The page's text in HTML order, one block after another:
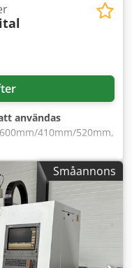
användas
410mm/520mm,
spindelvarvtal:
verktygshållare: SK40,
X/Y/Z:
X/Y/Z: ca
kg, styrsystem:
plats är möjlig.
Småannons